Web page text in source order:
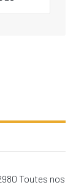
Toutes nos